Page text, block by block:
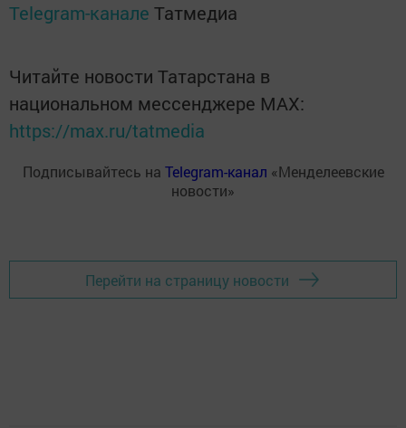
Telegram-канале Татмедиа
Читайте новости Татарстана в
национальном мессенджере MАХ:
https://max.ru/tatmedia
Подписывайтесь на Telegram-канал «Менделеевские
новости»
Перейти на страницу новости